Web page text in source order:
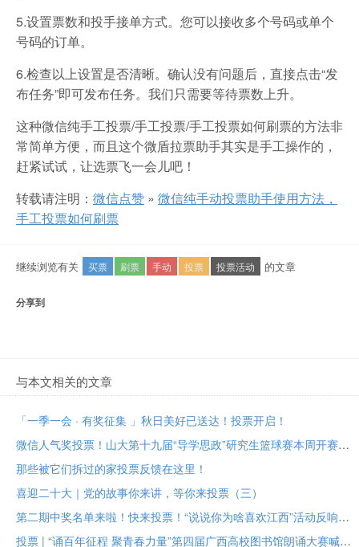
5.设置票数和投手接单方式。您可以接收多个号码或单个
号码的订单。
6.检查以上设置是否清晰。确认没有问题后，直接点击“发
布任务”即可发布任务。我们只需要等待票数上升。
这种微信纯手工投票/手工投票/手工投票如何刷票的方法非
常简单方便，而且这个微盾拉票助手其实是手工操作的，
赶紧试试，让选票飞一会儿吧！
转载请注明： 微信点赞 » 微信纯手动投票助手使用方法，
手工投票如何刷票
继续浏览有关 买票 刷票 手动 投票 投票活动 的文章
分享到
与本文相关的文章
「一季一会 · 有奖征集 」秋日美好已送达！投票开启！
微信人气奖投票！山大第十九届“导学思政”研究生篮球赛本周开赛！
那些被它们拆过的家投票反馈在这里！
喜迎二十大｜党的故事你来讲，等你来投票（三）
第二期中奖名单来啦！快来投票！“说说你为啥喜欢江西”活动反响热烈
投票 | “诵百年征程 聚青春力量”第四届广西高校图书馆朗诵大赛喊你来投票啦！